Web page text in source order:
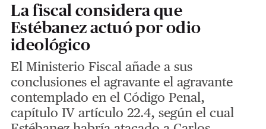
La fiscal considera que
Estébanez actuó por odio
ideológico
El Ministerio Fiscal añade a sus
conclusiones el agravante el agravante
contemplado en el Código Penal,
capítulo IV artículo 22.4, según el cual